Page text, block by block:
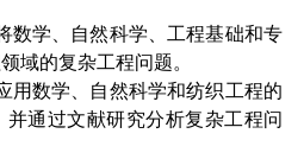
数学、自然科学、工程基础和专
域的复杂工程问题。
用数学、自然科学和纺织工程的
通过文献研究分析复杂工程问